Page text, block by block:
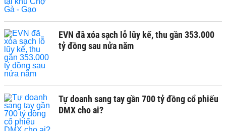
EVN đã xóa sạch lỗ lũy kế, thu gần 353.000
tỷ đồng sau nửa năm
Tự doanh sang tay gần 700 tỷ đồng cổ phiếu
DMX cho ai?